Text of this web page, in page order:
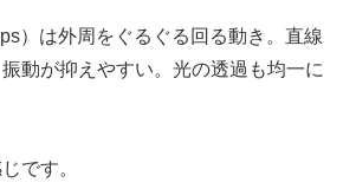
）は外周をぐるぐる回る動き。直線
動が抑えやすい。光の透過も均一に
です。